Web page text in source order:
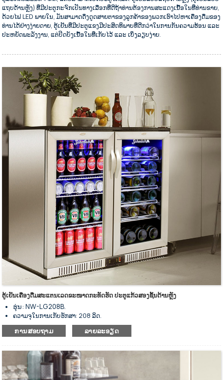
ແຖບດ້ານຫຼັງ) ທີ່ມີປະຕູກະຈົກເປັນທາງເລືອກທີ່ດີຖ້າທ່ານຕ້ອງການສະແດງເນື້ອໃນທີ່ທ່ານຂາຍ,
ດ້ວຍໄຟ LED ພາຍໃນ, ມັນສາມາດດຶງດູດສາຍຕາຂອງລູກຄ້າຂອງພວກເຮົາໄປຫາເຄື່ອງດື່ມຂອງ
ທ່ານໄດ້ຢ່າງງ່າຍດາຍ, ຕູ້ເຢັນທີ່ມີປະຕູແຂງມີປະສິດທິພາບທີ່ດີກວ່າໃນການກັນຄວາມຮ້ອນ ແລະ
ປະຫຍັດພະລັງງານ, ແຕ່ປິດບັງເນື້ອໃນທີ່ເກັບໄວ້ ແລະ ເບິ່ງລຽບງ່າຍ.
ຕູ້ເຢັນເຄື່ອງດື່ມສະແຕນເລດຂະໜາດກະທັດຮັດ ປະຕູແກ້ວສອງຊັ້ນດ້ານຫຼັງ
ຮຸ່ນ: NW-LG208B.
ຄວາມຈຸໃນການເກັບຮັກສາ: 208 ລິດ.
ຕູ້ເຢັນແບບມີກະຈົກສອງປະຕູດ້ານຫຼັງ.
ມີລະບົບເຮັດຄວາມເຢັນຊ່ວຍດ້ວຍພັດລົມ.
ພື້ນຜິວສຳເລັດຮູບດ້ວຍສັງກະສີ.
ມີຫຼາຍຂະໜາດໃຫ້ເລືອກ.
ພາຍນອກເຮັດດ້ວຍເຫຼັກສະແຕນເລດ ແລະ ພາຍໃນເຮັດດ້ວຍອາລູມີນຽມ.
ການສອບຖາມ ລາຍລະອຽດ